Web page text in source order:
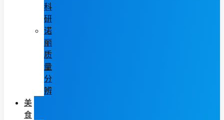
科
研
诺
丽
质
量
分
辨
美
食